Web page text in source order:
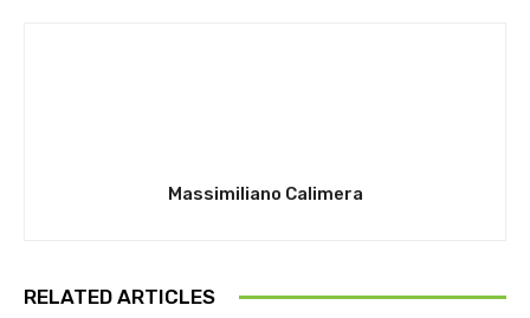
Massimiliano Calimera
RELATED ARTICLES